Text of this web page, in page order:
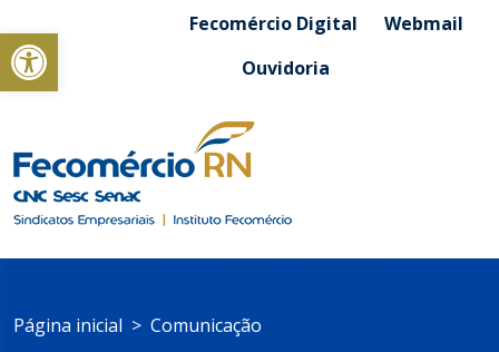
Abrir a barra de ferramentasFecomércio Digital
Webmail
Ouvidoria
Página inicial Comunicação